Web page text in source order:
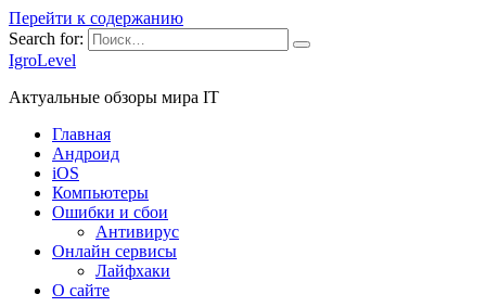
Перейти к содержанию
Search for:
IgroLevel
Актуальные обзоры мира IT
Главная
Андроид
iOS
Компьютеры
Ошибки и сбои
Антивирус
Онлайн сервисы
Лайфхаки
О сайте